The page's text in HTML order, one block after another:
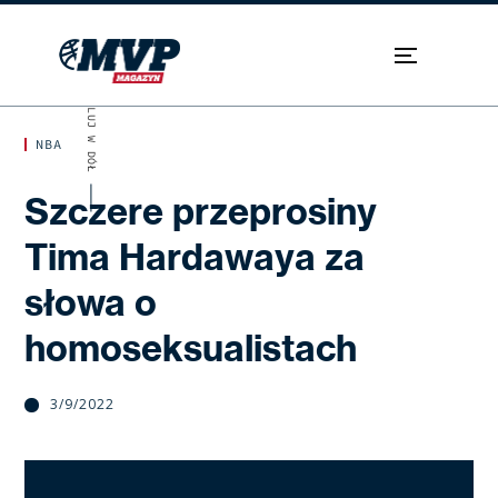
NBA
Szczere przeprosiny
Tima Hardawaya za
słowa o
homoseksualistach
3/9/2022
SKROLUJ W DÓŁ